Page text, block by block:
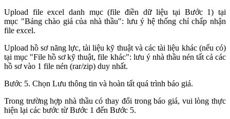
Upload file excel danh mục (file điền dữ liệu tại Bước 1) tại
mục "Bảng chào giá của nhà thầu": lưu ý hệ thống chỉ chấp nhận
file excel.
Upload hồ sơ năng lực, tài liệu kỹ thuật và các tài liệu khác (nếu có)
tại mục "File hồ sơ kỹ thuật, file khác": lưu ý nhà thầu nén tất cả các
hồ sơ vào 1 file nén (rar/zip) duy nhất.
Bước 5. Chọn Lưu thông tin và hoàn tất quá trình báo giá.
Trong trường hợp nhà thầu có thay đổi trong báo giá, vui lòng thực
hiện lại các bước từ Bước 1 đến Bước 5.